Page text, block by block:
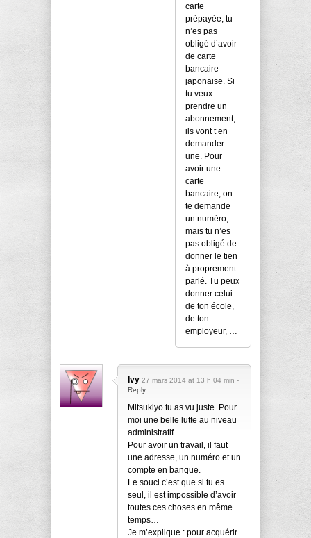
carte
prépayée, tu
n’es pas
obligé d’avoir
de carte
bancaire
japonaise. Si
tu veux
prendre un
abonnement,
ils vont t’en
demander
une. Pour
avoir une
carte
bancaire, on
te demande
un numéro,
mais tu n’es
pas obligé de
donner le tien
à proprement
parlé. Tu peux
donner celui
de ton école,
de ton
employeur, …
Ivy 27 mars 2014 at 13 h 04 min -
Reply
Mitsukiyo tu as vu juste. Pour
moi une belle lutte au niveau
administratif.
Pour avoir un travail, il faut
une adresse, un numéro et un
compte en banque.
Le souci c’est que si tu es
seul, il est impossible d’avoir
toutes ces choses en même
temps…
Je m’explique : pour acquérir